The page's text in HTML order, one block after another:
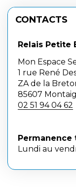
CONTACTS
Relais Petite
Mon Espace
1 rue René
ZA de la
85607
02 51 94 04 62
Permanence
Lundi au